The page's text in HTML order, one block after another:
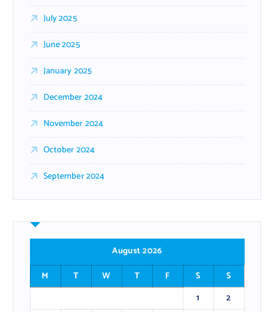
July 2025
June 2025
January 2025
December 2024
November 2024
October 2024
September 2024
August 2026
M
T W T F S
S
1
2